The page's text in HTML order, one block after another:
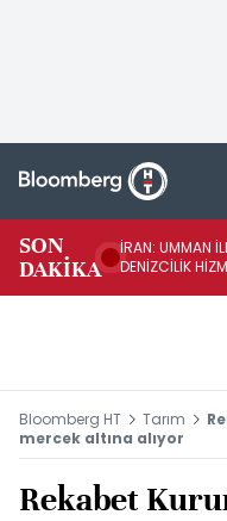
SON
DAKİKA
İRAN: UMMAN
DENİZCİLİK
Bloomberg HT Tarım
mercek altına alıyor
Rekabet